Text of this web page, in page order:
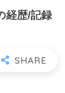
経歴/記録